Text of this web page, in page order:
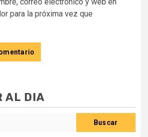
correo electrónico y web en
para la próxima vez que
AL DIA
Buscar